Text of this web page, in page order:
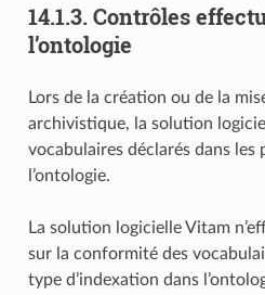
14.1.3. Contrôles
l’ontologie
Lors de la création ou de la
archivistique, la solution
vocabulaires déclarés dans les
l’ontologie.
La solution logicielle Vitam
sur la conformité des
type d’indexation dans